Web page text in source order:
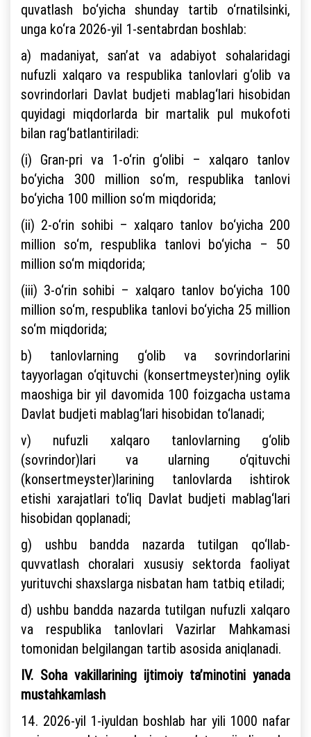
quvatlash bo‘yicha shunday tartib o‘rnatilsinki,
unga ko‘ra 2026-yil 1-sentabrdan boshlab:
a) madaniyat, san’at va adabiyot sohalaridagi
nufuzli xalqaro va respublika tanlovlari g‘olib va
sovrindorlari Davlat budjeti mablag‘lari hisobidan
quyidagi miqdorlarda bir martalik pul mukofoti
bilan rag‘batlantiriladi:
(i) Gran-pri va 1-o‘rin g‘olibi – xalqaro tanlov
bo‘yicha 300 million so‘m, respublika tanlovi
bo‘yicha 100 million so‘m miqdorida;
(ii) 2-o‘rin sohibi – xalqaro tanlov bo‘yicha 200
million so‘m, respublika tanlovi bo‘yicha – 50
million so‘m miqdorida;
(iii) 3-o‘rin sohibi – xalqaro tanlov bo‘yicha 100
million so‘m, respublika tanlovi bo‘yicha 25 million
so‘m miqdorida;
b) tanlovlarning g‘olib va sovrindorlarini
tayyorlagan o‘qituvchi (konsertmeyster)ning oylik
maoshiga bir yil davomida 100 foizgacha ustama
Davlat budjeti mablag‘lari hisobidan to‘lanadi;
v) nufuzli xalqaro tanlovlarning g‘olib
(sovrindor)lari va ularning o‘qituvchi
(konsertmeyster)larining tanlovlarda ishtirok
etishi xarajatlari to‘liq Davlat budjeti mablag‘lari
hisobidan qoplanadi;
g) ushbu bandda nazarda tutilgan qo‘llab-
quvvatlash choralari xususiy sektorda faoliyat
yurituvchi shaxslarga nisbatan ham tatbiq etiladi;
d) ushbu bandda nazarda tutilgan nufuzli xalqaro
va respublika tanlovlari Vazirlar Mahkamasi
tomonidan belgilangan tartib asosida aniqlanadi.
IV. Soha vakillarining ijtimoiy ta’minotini yanada
mustahkamlash
14. 2026-yil 1-iyuldan boshlab har yili 1000 nafar